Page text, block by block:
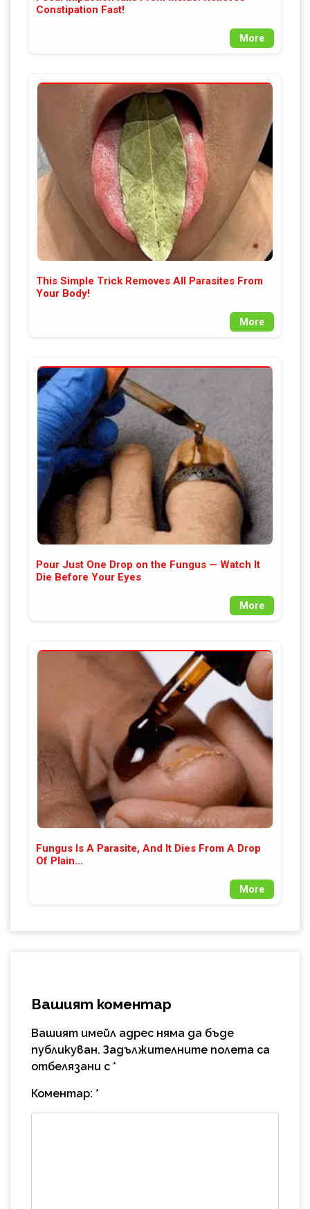
Constipation Fast!
More
This Simple Trick Removes All Parasites From
Your Body!
More
Pour Just One Drop on the Fungus — Watch It
Die Before Your Eyes
More
Fungus Is A Parasite, And It Dies From A Drop
Of Plain...
More
Вашият коментар
Вашият имейл адрес няма да бъде
публикуван. Задължителните полета са
отбелязани с *
Коментар: *